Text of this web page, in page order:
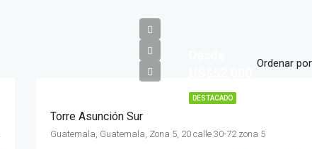
Ordenar
DESTACADO
Torre Asunción Sur
Guatemala, Guatemala, Zona 5, 20 calle 30-72 zona 5